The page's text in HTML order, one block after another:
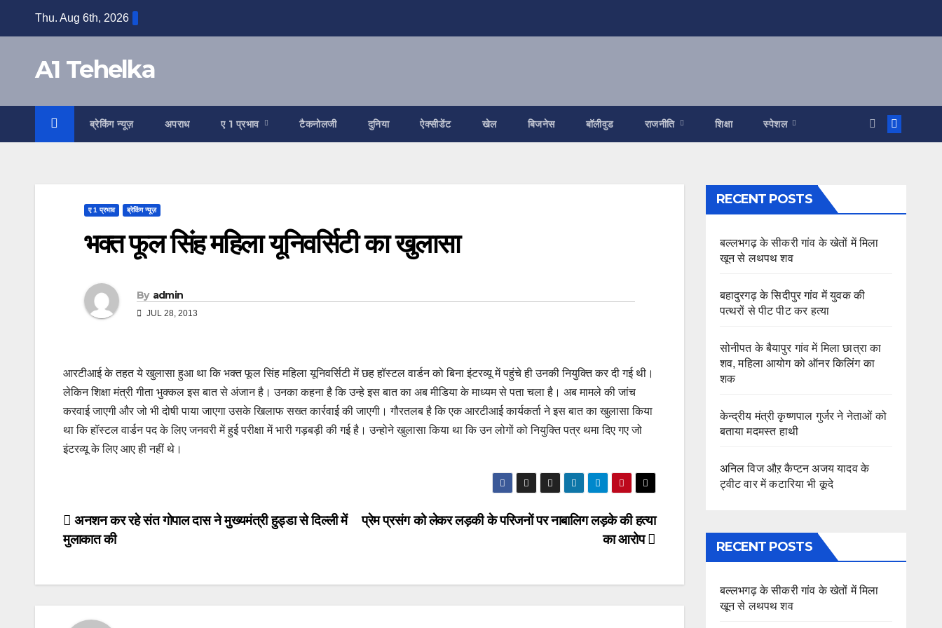
Thu. Aug 6th, 2026
A1 Tehelka
ब्रेकिंग न्यूज़ अपराध ए 1 प्रभाव टैकनोलजी दुनिया ऐक्सीडेंट खेल बिजनेस बॉलीवुड राजनीति शिक्षा स्पेशल
ए 1 प्रभाव ब्रेकिंग न्यूज़
भक्त फूल सिंह महिला यूनिवर्सिटी का खुलासा
By admin
JUL 28, 2013
आरटीआई के तहत ये खुलासा हुआ था कि भक्त फूल सिंह महिला यूनिवर्सिटी में छह हॉस्टल वार्डन को बिना इंटरव्यू में पहुंचे ही उनकी नियुक्ति कर दी गई थी।
लेकिन शिक्षा मंत्री गीता भुक्कल इस बात से अंजान है। उनका कहना है कि उन्हे इस बात का अब मीडिया के माध्यम से पता चला है। अब मामले की जांच
करवाई जाएगी और जो भी दोषी पाया जाएगा उसके खिलाफ सख्त कार्रवाई की जाएगी। गौरतलब है कि एक आरटीआई कार्यकर्ता ने इस बात का खुलासा किया
था कि हॉस्टल वार्डन पद के लिए जनवरी में हुई परीक्षा में भारी गड़बड़ी की गई है। उन्होने खुलासा किया था कि उन लोगों को नियुक्ति पत्र थमा दिए गए जो
इंटरव्यू के लिए आए ही नहीं थे।
Post
navigation
प्रेम प्रसंग को लेकर लड़की के परिजनों पर नाबालिग लड़के की हत्या
का आरोप
अनशन कर रहे संत गोपाल दास ने मुख्यमंत्री हुड्डा से दिल्ली में
मुलाकात की
RECENT POSTS
बल्लभगढ़ के सीकरी गांव के खेतों में मिला
खून से लथपथ शव
बहादुरगढ़ के सिदीपुर गांव में युवक की
पत्थरों से पीट पीट कर हत्या
सोनीपत के बैयापुर गांव में मिला छात्रा का
शव, महिला आयोग को ऑनर किलिंग का
शक
केन्द्रीय मंत्री कृष्णपाल गुर्जर ने नेताओं को
बताया मदमस्त हाथी
अनिल विज औऱ कैप्टन अजय यादव के
ट्वीट वार में कटारिया भी कूदे
RECENT POSTS
बल्लभगढ़ के सीकरी गांव के खेतों में मिला
खून से लथपथ शव